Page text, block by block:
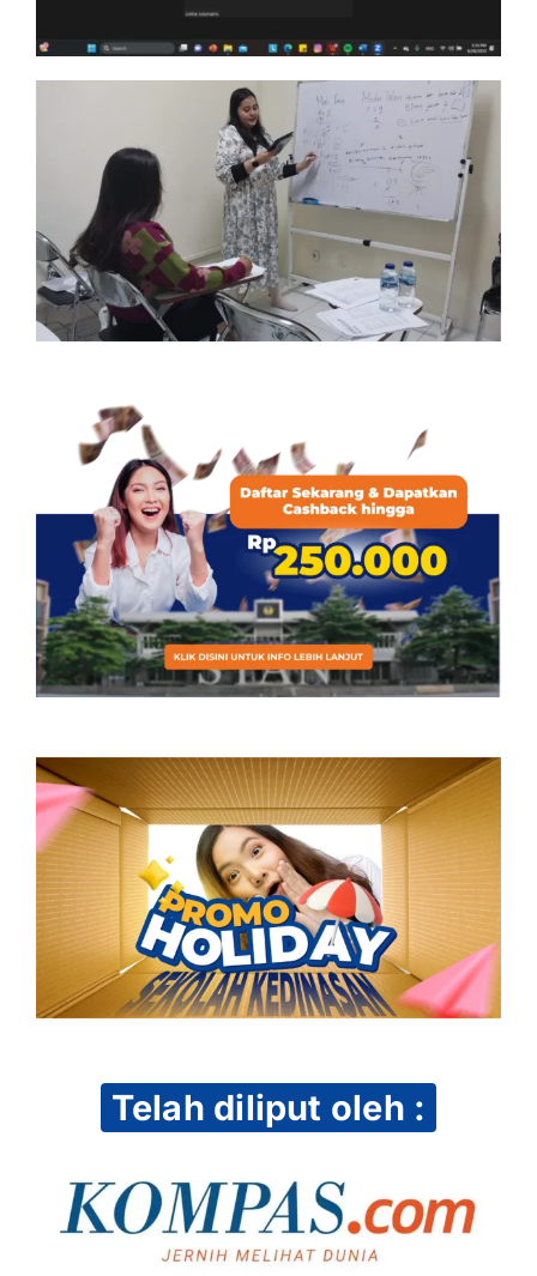
Telah diliput oleh :